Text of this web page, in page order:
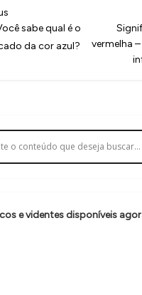
sabe qual é o
da cor azul?
vermelha
e videntes disponíveis